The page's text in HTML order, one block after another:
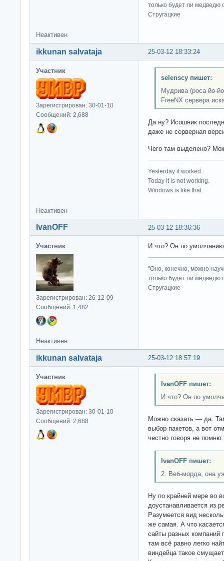
только будет ли медведю
Стругацкие
Неактивен
25-03-12 18:33:24
ikkunan salvataja
Участник
Зарегистрирован: 30-01-10
Сообщений: 2,688
selenscy пишет:
Мудрива (роса йо-
FreeNX сервера
Да ну? Исошник
даже не серверная
Чего там выделено?
Yesterday it worked.
Today it is not working.
Windows is like that.
Неактивен
25-03-12 18:36:36
IvanOFF
Участник
Зарегистрирован: 26-12-09
Сообщений: 1,482
И что? Он по
"Оно, конечно, можно
только будет ли медведю
Стругацкие
Неактивен
25-03-12 18:57:19
ikkunan salvataja
Участник
Зарегистрирован: 30-01-10
Сообщений: 2,688
IvanOFF пишет:
И что? Он по
Можно сказать — да.
выбор пакетов, а вот
честно говоря не помню.
IvanOFF пишет:
2. Веб-морда, она
Ну по крайней мере во
доустанавливается из
Разумеется вид
же самая. А что
сайты разных компаний
там всё равно легко
виндейца такое